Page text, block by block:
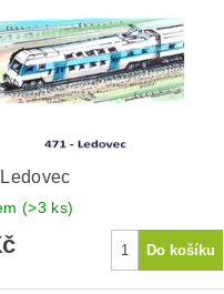
(>3 ks)